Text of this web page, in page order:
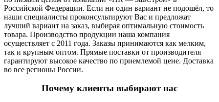
Российской Федерации. Если ни один вариант не подошёл, то
наши специалисты проконсультируют Вас и предложат
лучший вариант на заказ, выбирая оптимальную стоимость
товара. Производство продукции наша компания
осуществляет с 2011 года. Заказы принимаются как мелким,
так и крупным оптом. Прямые поставки от производителя
гарантируют высокое качество по приемлемой цене. Доставка
во все регионы России.
Почему клиенты выбирают нас